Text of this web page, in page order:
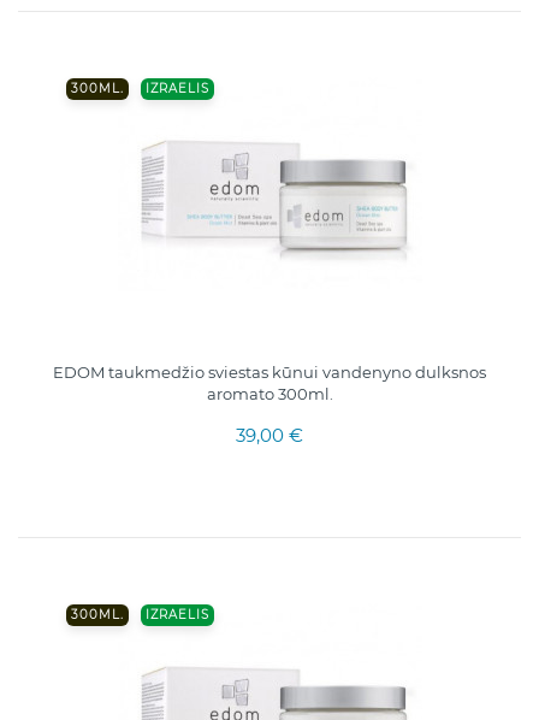
300ML. IZRAELIS
EDOM taukmedžio sviestas kūnui vandenyno dulksnos
aromato 300ml.
39,00 €
300ML. IZRAELIS